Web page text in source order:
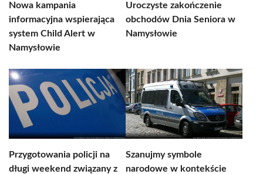
Nowa kampania
informacyjna wspierająca
system Child Alert w
Namysłowie
Uroczyste zakończenie
obchodów Dnia Seniora w
Namysłowie
Przygotowania policji na
długi weekend związany z
Szanujmy symbole
narodowe w kontekście